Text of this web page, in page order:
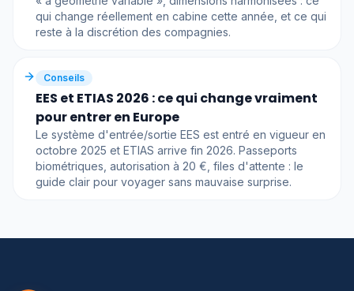
qui change réellement en cabine cette année, et ce qui
reste à la discrétion des compagnies.
Conseils
EES et ETIAS 2026 : ce qui change vraiment
pour entrer en Europe
Le système d'entrée/sortie EES est entré en vigueur en
octobre 2025 et ETIAS arrive fin 2026. Passeports
biométriques, autorisation à 20 €, files d'attente : le
guide clair pour voyager sans mauvaise surprise.